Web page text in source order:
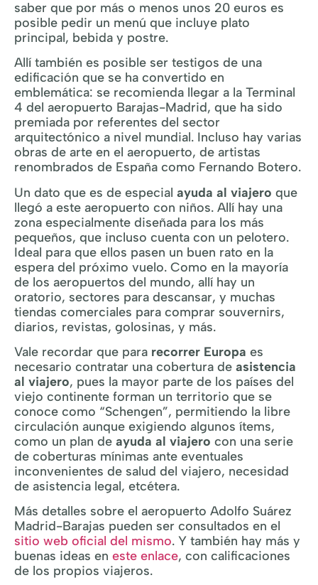
saber que por más o menos unos 20 euros es
posible pedir un menú que incluye plato
principal, bebida y postre.
Allí también es posible ser testigos de una
edificación que se ha convertido en
emblemática: se recomienda llegar a la Terminal
4 del aeropuerto Barajas-Madrid, que ha sido
premiada por referentes del sector
arquitectónico a nivel mundial. Incluso hay varias
obras de arte en el aeropuerto, de artistas
renombrados de España como Fernando Botero.
Un dato que es de especial ayuda al viajero que
llegó a este aeropuerto con niños. Allí hay una
zona especialmente diseñada para los más
pequeños, que incluso cuenta con un pelotero.
Ideal para que ellos pasen un buen rato en la
espera del próximo vuelo. Como en la mayoría
de los aeropuertos del mundo, allí hay un
oratorio, sectores para descansar, y muchas
tiendas comerciales para comprar souvernirs,
diarios, revistas, golosinas, y más.
Vale recordar que para recorrer Europa es
necesario contratar una cobertura de asistencia
al viajero, pues la mayor parte de los países del
viejo continente forman un territorio que se
conoce como “Schengen”, permitiendo la libre
circulación aunque exigiendo algunos ítems,
como un plan de ayuda al viajero con una serie
de coberturas mínimas ante eventuales
inconvenientes de salud del viajero, necesidad
de asistencia legal, etcétera.
Más detalles sobre el aeropuerto Adolfo Suárez
Madrid-Barajas pueden ser consultados en el
sitio web oficial del mismo. Y también hay más y
buenas ideas en este enlace, con calificaciones
de los propios viajeros.